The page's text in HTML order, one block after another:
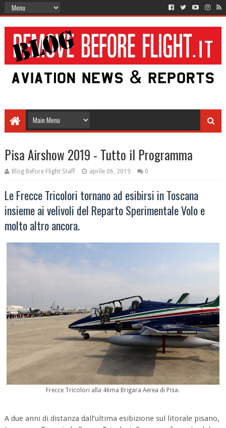
Pisa Airshow 2019 - Tutto il Programma
Blog Before Flight Staff aprile 06, 2019 0
Le Frecce Tricolori tornano ad esibirsi in Toscana
insieme ai velivoli del Reparto Sperimentale Volo e
molto altro ancora.
Frecce Tricolori alla 46ma Brigara Aerea di Pisa.
A due anni di distanza dall’ultima esibizione sul litorale pisano,